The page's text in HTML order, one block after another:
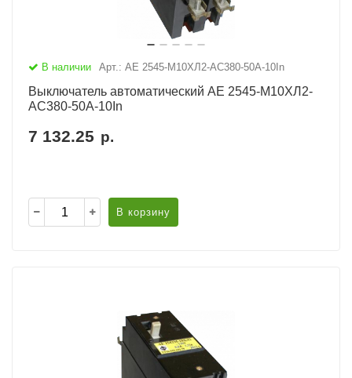
В наличии Арт.: АЕ 2545-М10ХЛ2-AC380-50А-10In
Выключатель автоматический АЕ 2545-М10ХЛ2-
AC380-50А-10In
7 132.25 р.
В корзину